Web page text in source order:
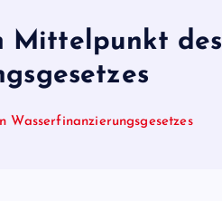
Mittelpunkt des
Wasserfinanzierungsgesetzes